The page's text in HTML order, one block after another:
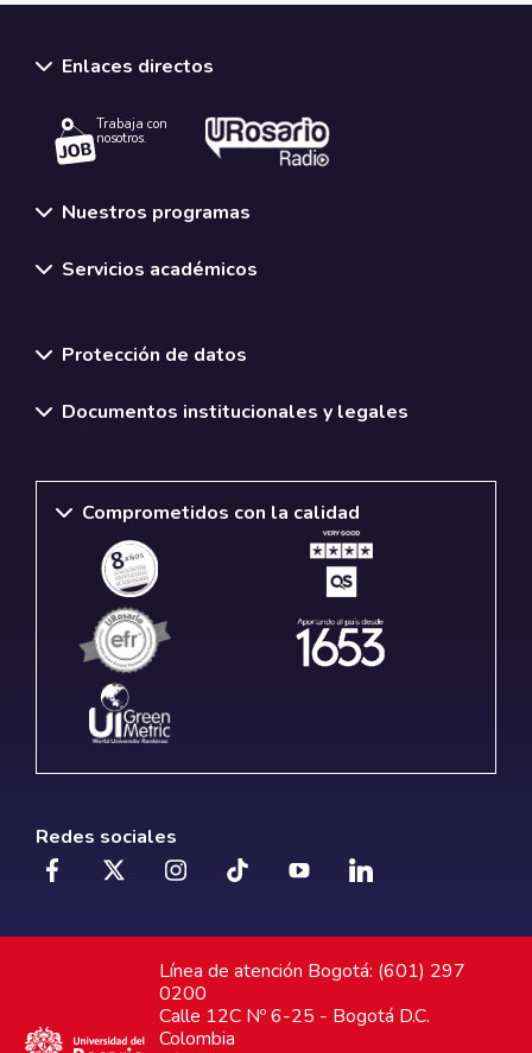
Enlaces directos
Trabaja con
nosotros.
Nuestros programas
Servicios académicos
Protección de datos
Documentos institucionales y legales
Comprometidos con la calidad
Redes sociales
Línea de atención Bogotá: (601) 297
0200
Calle 12C Nº 6-25 - Bogotá D.C.
Colombia